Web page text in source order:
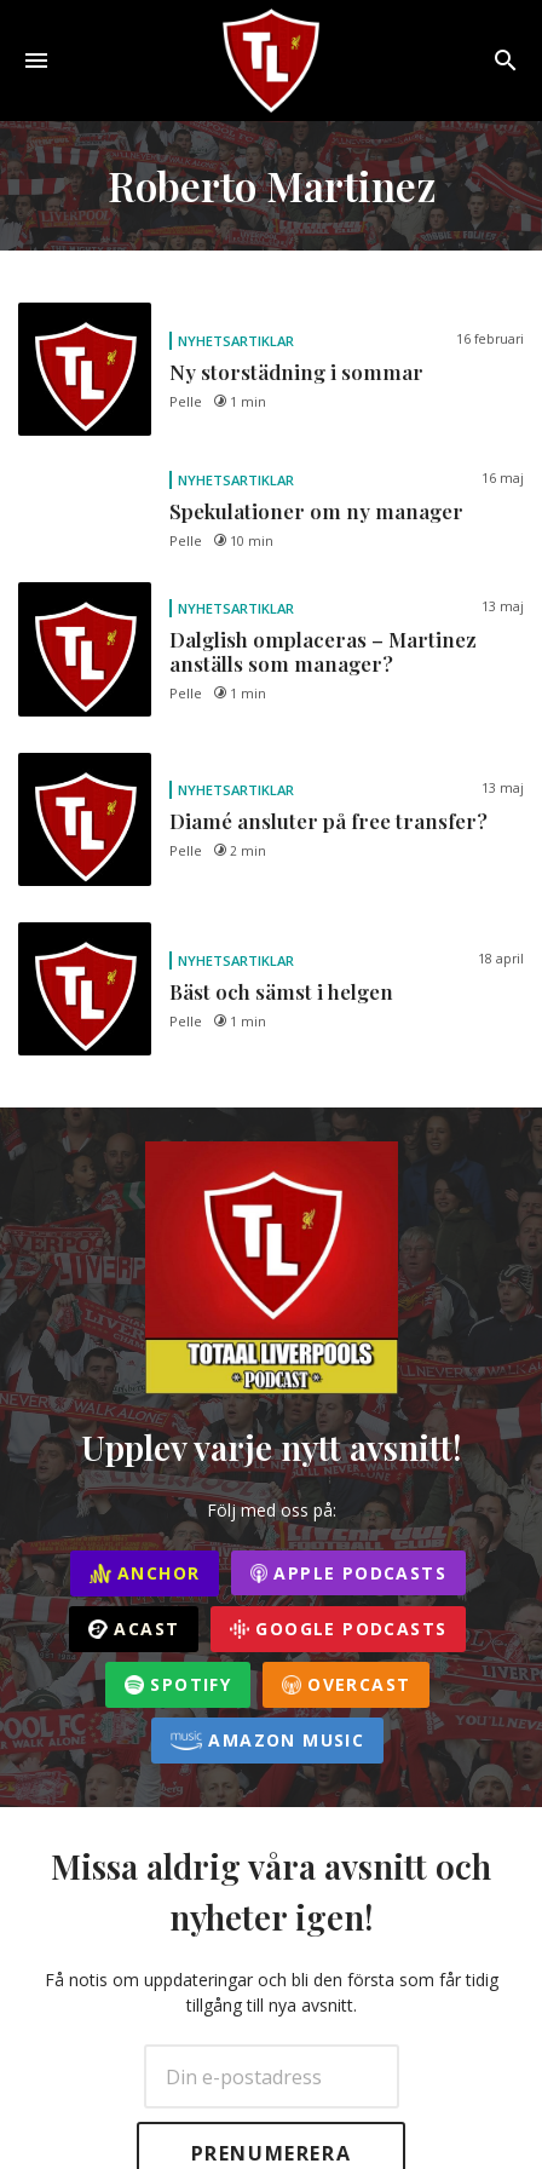
Sveriges
största
Liverpool
online
magazine!
Roberto Martinez
NYHETSARTIKLAR 16 februari
Ny storstädning i sommar
Pelle 1 min
NYHETSARTIKLAR 16 maj
Spekulationer om ny manager
Pelle 10 min
NYHETSARTIKLAR 13 maj
Dalglish omplaceras – Martinez
anställs som manager?
Pelle 1 min
NYHETSARTIKLAR 13 maj
Diamé ansluter på free transfer?
Pelle 2 min
NYHETSARTIKLAR 18 april
Bäst och sämst i helgen
Pelle 1 min
Upplev varje nytt avsnitt!
Följ med oss på:
ANCHOR APPLE PODCASTS
ACAST GOOGLE PODCASTS
SPOTIFY OVERCAST
AMAZON MUSIC
Missa aldrig våra avsnitt och
nyheter igen!
Få notis om uppdateringar och bli den första som får tidig
tillgång till nya avsnitt.